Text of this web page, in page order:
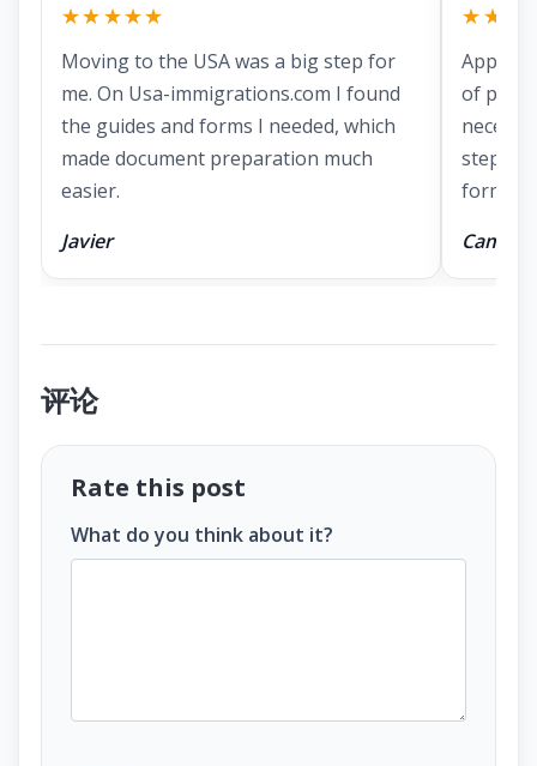
★★★★★
Moving to the USA was a big step for
me. On Usa-immigrations.com I found
the guides and forms I needed, which
made document preparation much
easier.
Javier
of
step
forms.
Camila
评论
Rate this post
What do you think about it?